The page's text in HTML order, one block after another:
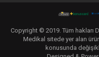
Copyright © 2019. Tüm hakları
Medikal sitede yer alan
konusunda